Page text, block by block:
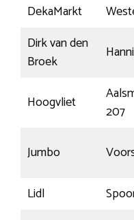
DekaMarkt
Dirk van den
Broek
Hoogvliet
207
Jumbo
Lidl